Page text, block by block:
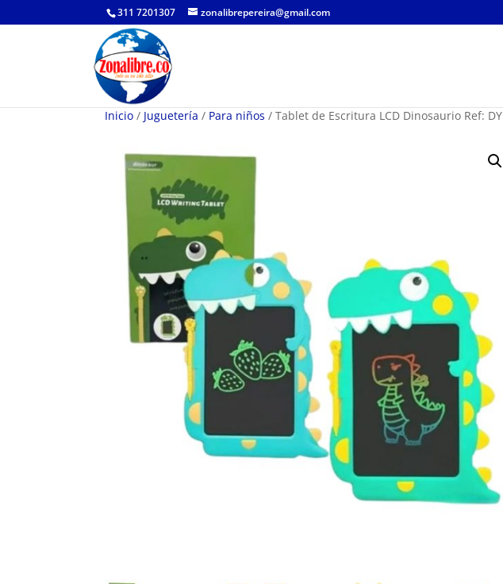
311 7201307 zonalibrepereira@gmail.com
Inicio / Juguetería / Para niños / Tablet de Escritura LCD Dinosaurio Ref: DY